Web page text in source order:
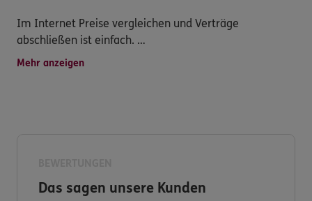
Im Internet Preise vergleichen und Verträge
abschließen ist einfach.
Doch was ist mit einer Beratung?
Mehr anzeigen
Das sagen unsere Kunden